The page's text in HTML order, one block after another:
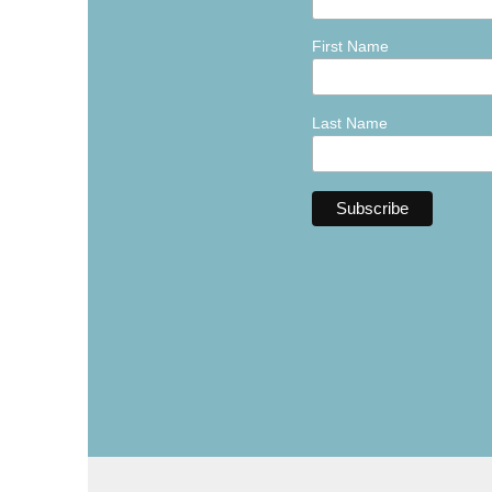
First Name
Last Name